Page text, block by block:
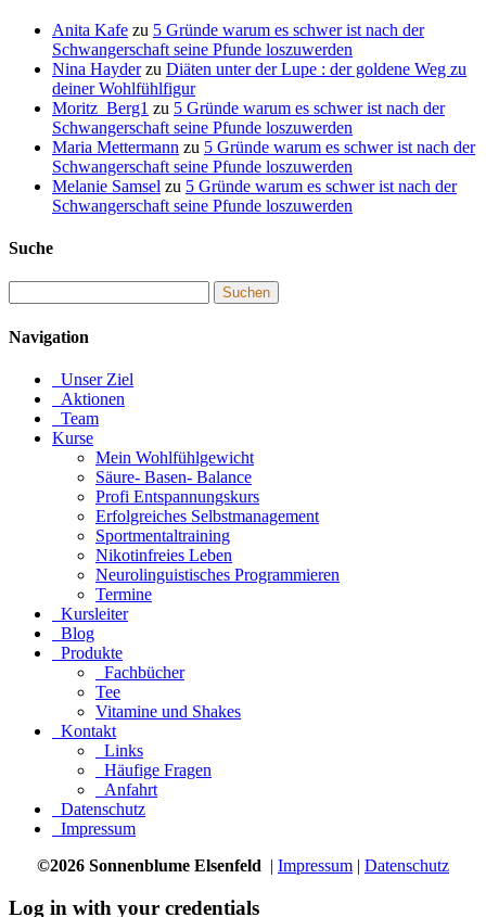
Anita Kafe zu 5 Gründe warum es schwer ist nach der
Schwangerschaft seine Pfunde loszuwerden
Nina Hayderzu Diäten unter der Lupe : der goldene Weg zu
deiner Wohlfühlfigur
Moritz_Berg1 zu 5 Gründe warum es schwer ist nach der
Schwangerschaft seine Pfunde loszuwerden
Maria Mettermann zu 5 Gründe warum es schwer ist nach der
Schwangerschaft seine Pfunde loszuwerden
Melanie Samsel zu 5 Gründe warum es schwer ist nach der
Schwangerschaft seine Pfunde loszuwerden
Suche
Navigation
Unser Ziel
Aktionen
Team
Kurse
Mein Wohlfühlgewicht
Säure- Basen- Balance
Profi Entspannungskurs
Erfolgreiches Selbstmanagement
Sportmentaltraining
Nikotinfreies Leben
Neurolinguistisches Programmieren
Termine
Kursleiter
Blog
Produkte
Fachbücher
Tee
Vitamine und Shakes
Kontakt
Links
Häufige Fragen
Anfahrt
Datenschutz
Impressum
©2026 Sonnenblume Elsenfeld | Impressum | Datenschutz
Log in with your credentials